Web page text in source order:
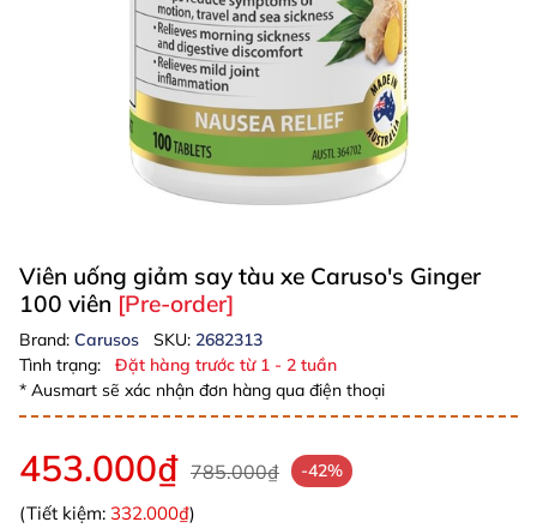
Viên uống giảm say tàu xe Caruso's Ginger
100 viên [Pre-order]
Brand: Carusos SKU: 2682313
Tình trạng:
Đặt hàng trước từ 1 - 2 tuần
* Ausmart sẽ xác nhận đơn hàng qua điện thoại
453.000₫ 785.000₫ -42%
(Tiết kiệm: 332.000₫)